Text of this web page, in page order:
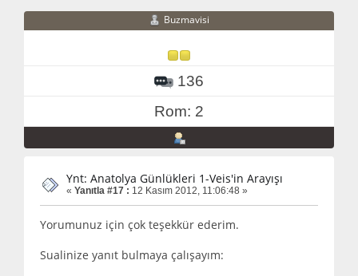
Buzmavisi
136
Rom: 2
Ynt: Anatolya Günlükleri 1-Veis'in Arayışı
« Yanıtla #17 : 12 Kasım 2012, 11:06:48 »
Yorumunuz için çok teşekkür ederim.
Sualinize yanıt bulmaya çalışayım: